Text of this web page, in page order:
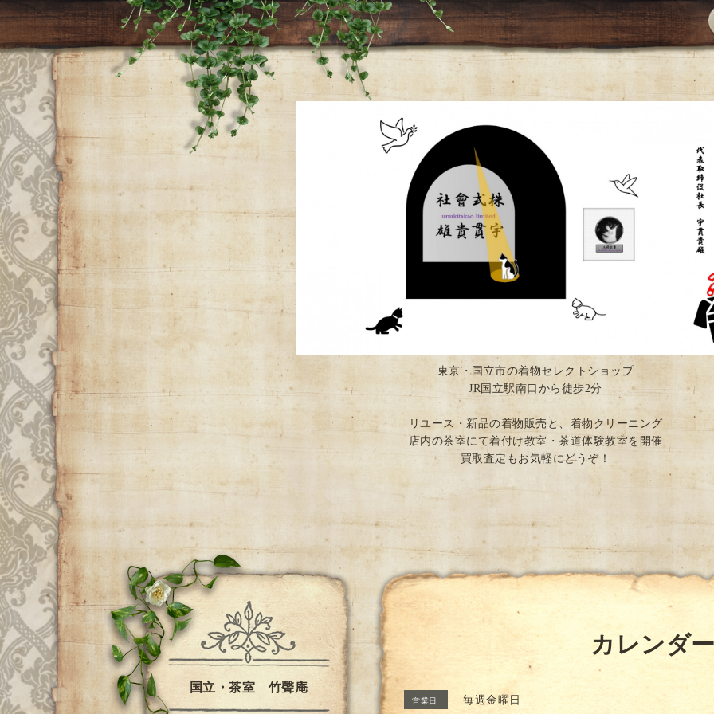
東京・国立市の着物セレクトショップ
JR国立駅南口から徒歩2分
リユース・新品の着物販売と、着物クリーニング
店内の茶室にて着付け教室・茶道体験教室を開催
買取査定もお気軽にどうぞ！
カレンダ
営業日 毎週金曜日
国立・茶室 竹聲庵